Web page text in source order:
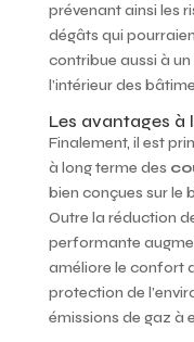
prévenant ainsi les
dégâts qui
contribue aussi à
l’intérieur des
Les avantages à
Finalement, il est
à long terme des
bien conçues sur le
Outre la réduction
performante
améliore le confort
protection de
émissions de gaz à